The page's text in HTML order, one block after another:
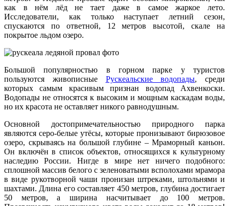
как в нём лёд не тает даже в самое жаркое лето.
Исследователи, как только наступает летний сезон,
спускаются по ответной, 12 метров высотой, скале на
покрытое льдом озеро.
Большой популярностью в горном парке у туристов
пользуются живописные Рускеальские водопады, среди
которых самым красивым признан водопад Ахвенкоски.
Водопады не относятся к высоким и мощным каскадам воды,
но их красота не оставляет никого равнодушным.
Основной достопримечательностью природного парка
являются серо-белые утёсы, которые пронизывают бирюзовое
озеро, скрываясь на большой глубине ‒ Мраморный каньон.
Он включён в список объектов, относящихся к культурному
наследию России. Нигде в мире нет ничего подобного:
сплошной массив белого с зеленоватыми всполохами мрамора
в виде рукотворной чаши пронизан штреками, штольнями и
шахтами. Длина его составляет 450 метров, глубина достигает
50 метров, а ширина насчитывает до 100 метров.